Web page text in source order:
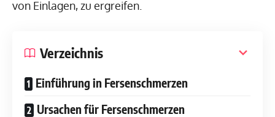
von Einlagen, zu ergreifen.
Verzeichnis
Einführung in Fersenschmerzen
Ursachen für Fersenschmerzen